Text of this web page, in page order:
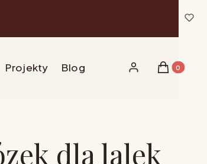
Projekty Blog Zaloguj sięProdukty
Koszyk
dla lalek